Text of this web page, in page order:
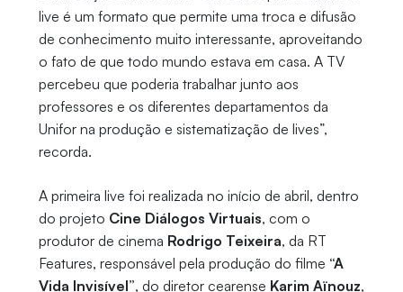
live é um formato que permite uma troca e difusão
de conhecimento muito interessante, aproveitando
o fato de que todo mundo estava em casa. A TV
percebeu que poderia trabalhar junto aos
professores e os diferentes departamentos da
Unifor na produção e sistematização de lives”,
recorda.
A primeira live foi realizada no início de abril, dentro
do projeto Cine Diálogos Virtuais, com o
produtor de cinema Rodrigo Teixeira, da RT
Features, responsável pela produção do filme “A
Vida Invisível”, do diretor cearense Karim Aïnouz,